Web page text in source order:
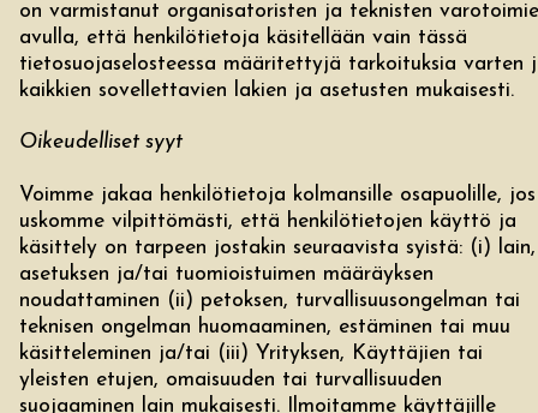
on varmistanut organisatoristen ja teknisten
avulla, että henkilötietoja käsitellään vain tässä
tietosuojaselosteessa määritettyjä tarkoituksia varten
kaikkien sovellettavien lakien ja asetusten mukaisesti.
Oikeudelliset syyt
Voimme jakaa henkilötietoja kolmansille osapuolille, jos
uskomme vilpittömästi, että henkilötietojen käyttö ja
käsittely on tarpeen jostakin seuraavista syistä: (i) lain,
asetuksen ja/tai tuomioistuimen määräyksen
noudattaminen (ii) petoksen, turvallisuusongelman tai
teknisen ongelman huomaaminen, estäminen tai muu
käsitteleminen ja/tai (iii) Yrityksen, Käyttäjien tai
yleisten etujen, omaisuuden tai turvallisuuden
suojaaminen lain mukaisesti. Ilmoitamme käyttäjille